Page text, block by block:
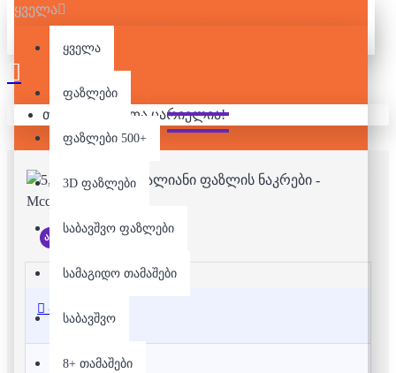
ყველა
ყველა
ფაზლები
ფაზლები 500+
3D ფაზლები
საბავშვო ფაზლები
სამაგიდო თამაშები
საბავშვო
8+ თამაშები
თქვენი კალათა ცარიელია!
5,10,15 & 20 ᲓᲔᲢᲐᲚᲘᲐᲜᲘ
ᲤᲐᲖᲚᲘᲡ ᲜᲐᲙᲠᲔᲑᲘ -
MCQUEEN CARS
არ არის მარაგში
აღწერა